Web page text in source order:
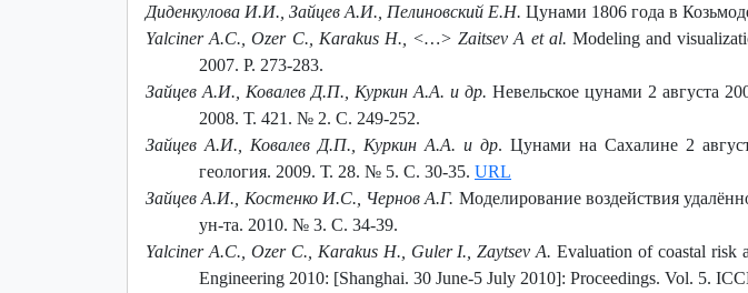
Диденкулова И.И., Зайцев А.И., Пелиновский Е.Н. Цунами 1806 года в
Yalciner A.C., Ozer C., Karakus H., <…> Zaitsev A et al. Modeling and
2007. P. 273-283.
Зайцев А.И., Ковалев Д.П., Куркин А.А. и др. Невельское цунами 2 августа
2008. Т. 421. № 2. С. 249-252.
Зайцев А.И., Ковалев Д.П., Куркин А.А. и др. Цунами на Сахалине 2
геология. 2009. Т. 28. № 5. С. 30-35. URL
Зайцев А.И., Костенко И.С., Чернов А.Г. Моделирование воздействия
ун-та. 2010. № 3. С. 34-39.
Yalciner A.C., Ozer C., Karakus H., Guler I., Zaytsev A.Evaluation of coastal risk
Engineering 2010: [Shanghai. 30 June-5 July 2010]: Proceedings. Vol. 5.